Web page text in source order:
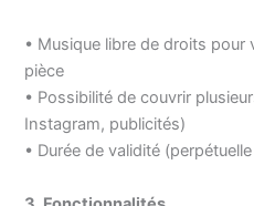
• Musique libre de droits pour
pièce
• Possibilité de couvrir
Instagram, publicités)
• Durée de validité